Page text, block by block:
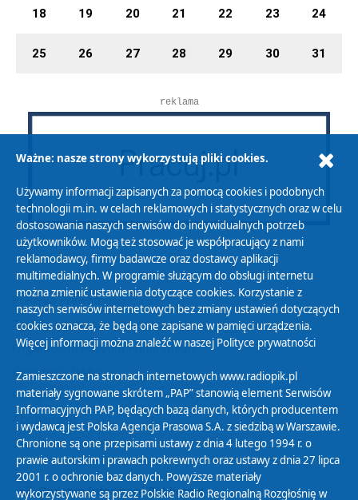
18 19 20 21 22 23 24
25 26 27 28 29 30 31
reklama
Polityka Prywatności
Zasady korzystania z Serwisu
Organizacje Pożytku Publicznego
Cyfryzacja DAB+
Polityka ochrony danych osobowych
Abonament
Zamówienia publiczne
Biuletyn Informacji Publicznej
Ważne: nasze strony wykorzystują pliki cookies.
Używamy informacji zapisanych za pomocą cookies i podobnych
technologii m.in. w celach reklamowych i statystycznych oraz w celu
dostosowania naszych serwisów do indywidualnych potrzeb
użytkowników. Mogą też stosować je współpracujący z nami
reklamodawcy, firmy badawcze oraz dostawcy aplikacji
multimedialnych. W programie służącym do obsługi internetu
można zmienić ustawienia dotyczące cookies. Korzystanie z
naszych serwisów internetowych bez zmiany ustawień dotyczących
cookies oznacza, że będą one zapisane w pamięci urządzenia.
Więcej informacji można znaleźć w naszej Polityce prywatności
Zamieszczone na stronach internetowych www.radiopik.pl
materiały sygnowane skrótem „PAP” stanowią element Serwisów
Informacyjnych PAP, będących bazą danych, których producentem
i wydawcą jest Polska Agencja Prasowa S.A. z siedzibą w Warszawie.
Chronione są one przepisami ustawy z dnia 4 lutego 1994 r. o
prawie autorskim i prawach pokrewnych oraz ustawy z dnia 27 lipca
2001 r. o ochronie baz danych. Powyższe materiały
wykorzystywane są przez Polskie Radio Regionalną Rozgłośnię w